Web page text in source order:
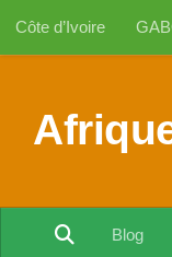
Au dessous du
Côte d’Ivoire
Blog